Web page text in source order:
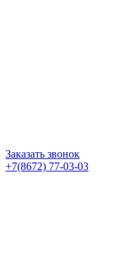
Заказать звонок
+7(8672) 77-03-03